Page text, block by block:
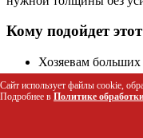
Кому подойдет
Хозяевам
сервировки
Владельцам
для
Сайт использует файлы cookie,
Подробнее в Политике